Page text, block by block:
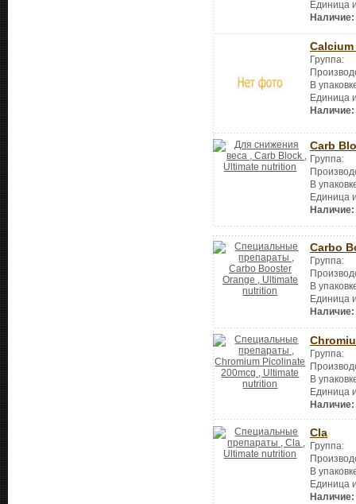
Единица
Наличие:
Группа:
В
Единица
Наличие:
Carb
Группа:
В
Единица
Наличие:
Carbo
Группа:
В
Единица
Наличие:
Группа:
В
Единица
Наличие:
Cla
Группа:
В
Единица
Наличие: